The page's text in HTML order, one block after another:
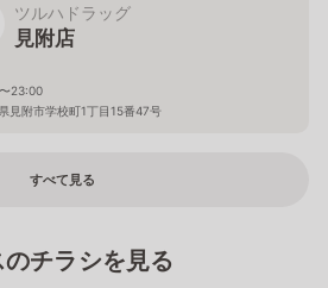
ツルハドラッグ
見附店
23:00
見附市学校町1丁目15番47号
すべて見る
のチラシを見る